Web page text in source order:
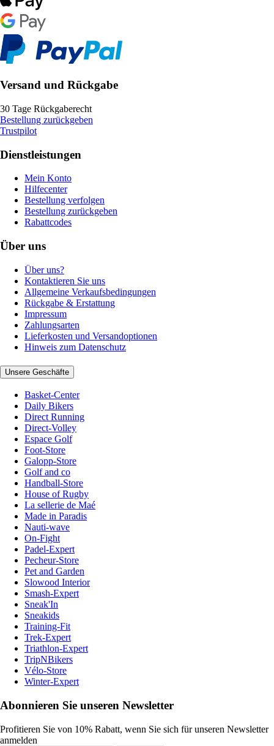
Versand und Rückgabe
30 Tage Rückgaberecht
Bestellung zurückgeben
Trustpilot
Dienstleistungen
Mein Konto
Hilfecenter
Bestellung verfolgen
Bestellung zurückgeben
Rabattcodes
Über uns
Über uns?
Kontaktieren Sie uns
Allgemeine Verkaufsbedingungen
Rückgabe & Erstattung
Impressum
Zahlungsarten
Lieferkosten und Versandoptionen
Hinweis zum Datenschutz
Unsere Geschäfte
Basket-Center
Daily Bikers
Direct Running
Direct-Volley
Espace Golf
Foot-Store
Galopp-Store
Golf and co
Handball-Store
House of Rugby
La sellerie de Maé
Made in Paradis
Nauti-wave
On-Fight
Padel-Expert
Pecheur-Store
Pet and Garden
Slowood Interior
Smash-Expert
Sneak'In
Sneakids
Training-Fit
Trek-Expert
Triathlon-Expert
TripNBikers
Vélo-Store
Winter-Expert
Abonnieren Sie unseren Newsletter
Profitieren Sie von 10% Rabatt, wenn Sie sich für unseren Newsletter
anmelden